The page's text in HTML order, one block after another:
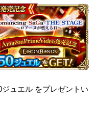
ュエル をプレゼントい